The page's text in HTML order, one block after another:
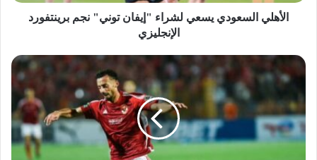
الأهلي السعودي يسعي لشراء "إيفان توني" نجم برينتفورد
الإنجليزي